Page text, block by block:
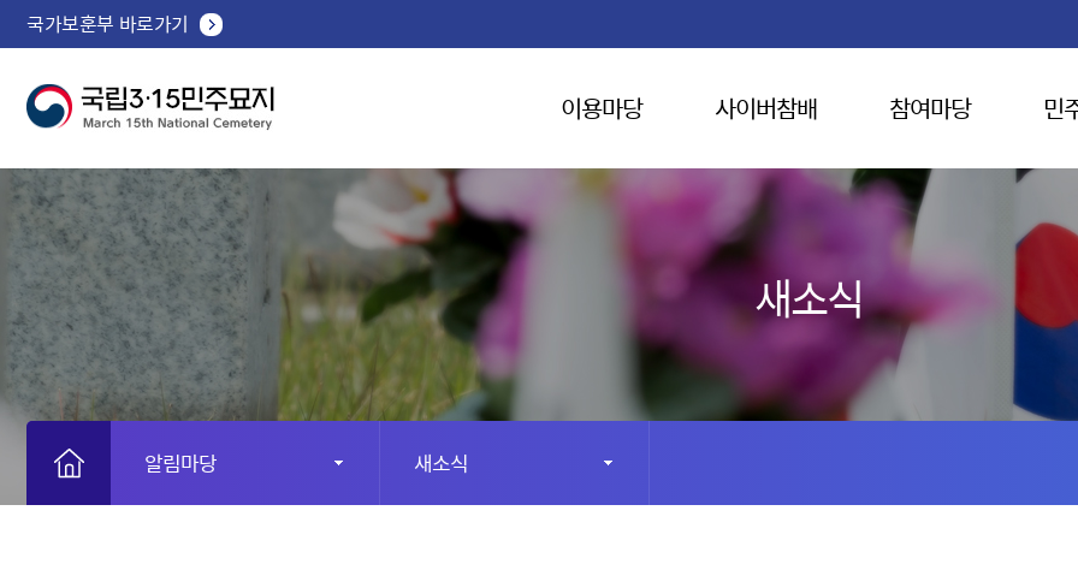
국가보훈부 바로가기
이용마당 사이버참배 참여마당 민
새소식
알림마당 새소식